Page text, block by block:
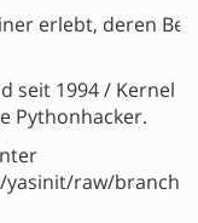
erlebt, deren
seit 1994 / Kernel
Pythonhacker.
raw/